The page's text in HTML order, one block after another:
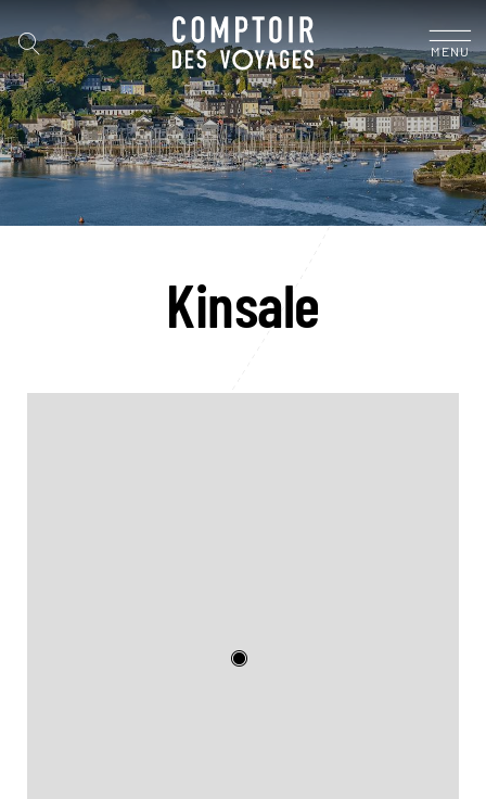
MENU
Kinsale